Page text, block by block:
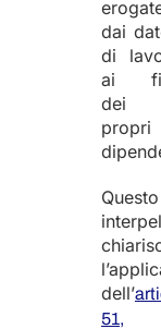
dai
di
ai
dei
propri
Questo
dell’
51,